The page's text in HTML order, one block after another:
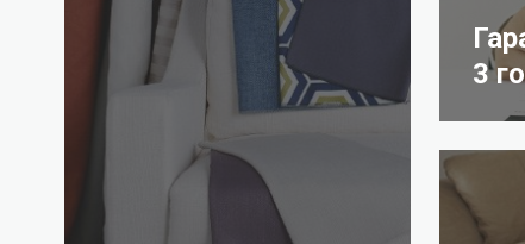
3